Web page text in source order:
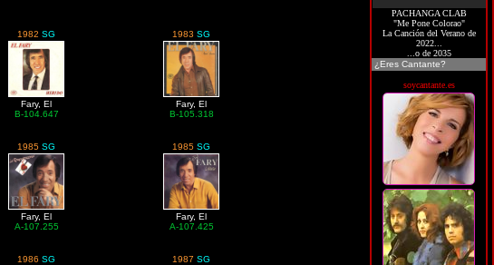
1982 SG
Fary, El
B-104.647
1983 SG
Fary, El
B-105.318
1985 SG
Fary, El
A-107.255
1985 SG
Fary, El
A-107.425
1986 SG 1987 SG
PACHANGA CLAB
"Me Pone Colorao"
La Canción del Verano de
2022...
...o de 2035
¿Eres Cantante?
soycantante.es